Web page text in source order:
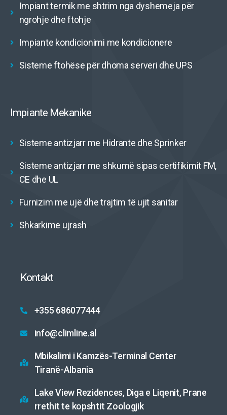
Impiant termik me shtrim nga dyshemeja për
ngrohje dhe ftohje
Impiante kondicionimi me kondicionere
Sisteme ftohëse për dhoma serveri dhe UPS
Impiante Mekanike
Sisteme antizjarr me Hidrante dhe Sprinker
Sisteme antizjarr me shkumë sipas certifikimit FM,
CE dhe UL
Furnizim me ujë dhe trajtim të ujit sanitar
Shkarkime ujrash
Kontakt
+355 686077444
info@climline.al
Mbikalimi i Kamzës-Terminal Center
Tiranë-Albania
Lake View Rezidences, Diga e Liqenit, Prane
rrethit te kopshtit Zoologjik